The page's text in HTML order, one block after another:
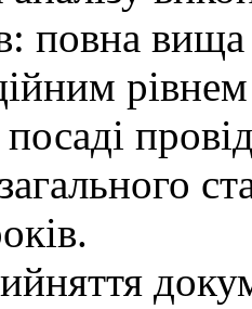
повна вища